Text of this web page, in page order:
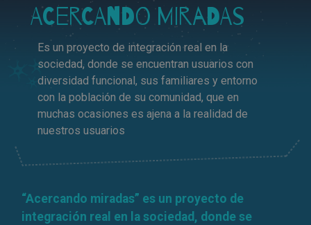
ACERCANDO MIRADAS
Es un proyecto de integración real en la
sociedad, donde se encuentran usuarios con
diversidad funcional, sus familiares y entorno
con la población de su comunidad, que en
muchas ocasiones es ajena a la realidad de
nuestros usuarios
“Acercando miradas” es un proyecto de
integración real en la sociedad, donde se